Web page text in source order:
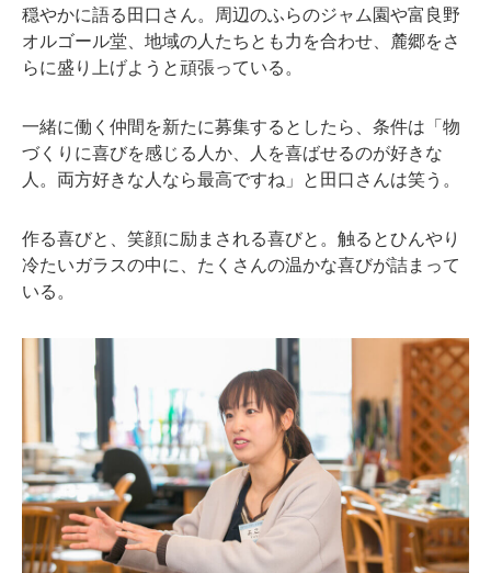
穏やかに語る田口さん。周辺のふらのジャム園や富良野
オルゴール堂、地域の人たちとも力を合わせ、麓郷をさ
らに盛り上げようと頑張っている。
一緒に働く仲間を新たに募集するとしたら、条件は「物
づくりに喜びを感じる人か、人を喜ばせるのが好きな
人。両方好きな人なら最高ですね」と田口さんは笑う。
作る喜びと、笑顔に励まされる喜びと。触るとひんやり
冷たいガラスの中に、たくさんの温かな喜びが詰まって
いる。